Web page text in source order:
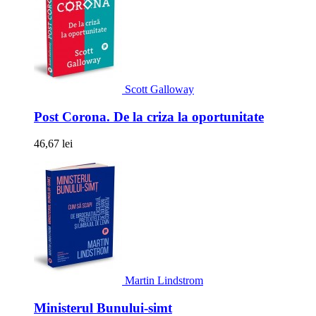
Scott Galloway
Post Corona. De la criza la oportunitate
46,67 lei
Martin Lindstrom
Ministerul Bunului-simt